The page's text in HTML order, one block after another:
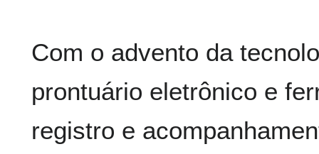
Com o advento da
prontuário eletrônico e
registro e